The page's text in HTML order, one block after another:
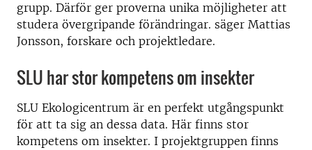
grupp. Därför ger proverna unika möjligheter att
studera övergripande förändringar. säger Mattias
Jonsson, forskare och projektledare.
SLU har stor kompetens om insekter
SLU Ekologicentrum är en perfekt utgångspunkt
för att ta sig an dessa data. Här finns stor
kompetens om insekter. I projektgruppen finns